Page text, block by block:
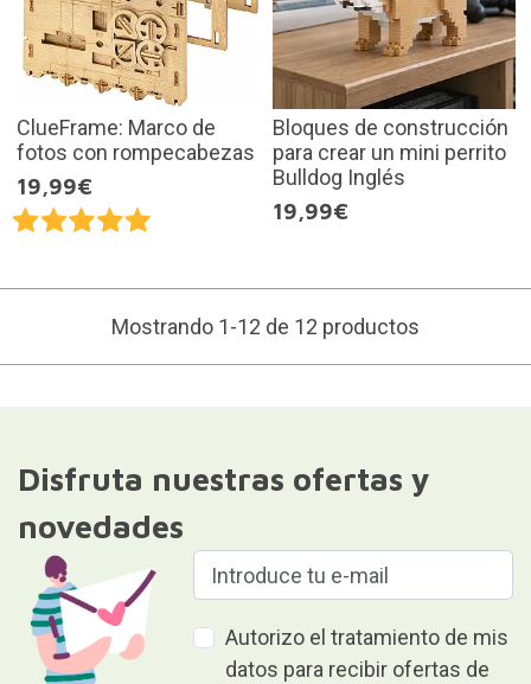
ClueFrame: Marco de
fotos con rompecabezas
19,99€
Bloques de construcción
para crear un mini perrito
Bulldog Inglés
19,99€
Mostrando 1-12 de 12 productos
Disfruta nuestras ofertas y
novedades
Autorizo el tratamiento de mis
datos para recibir ofertas de